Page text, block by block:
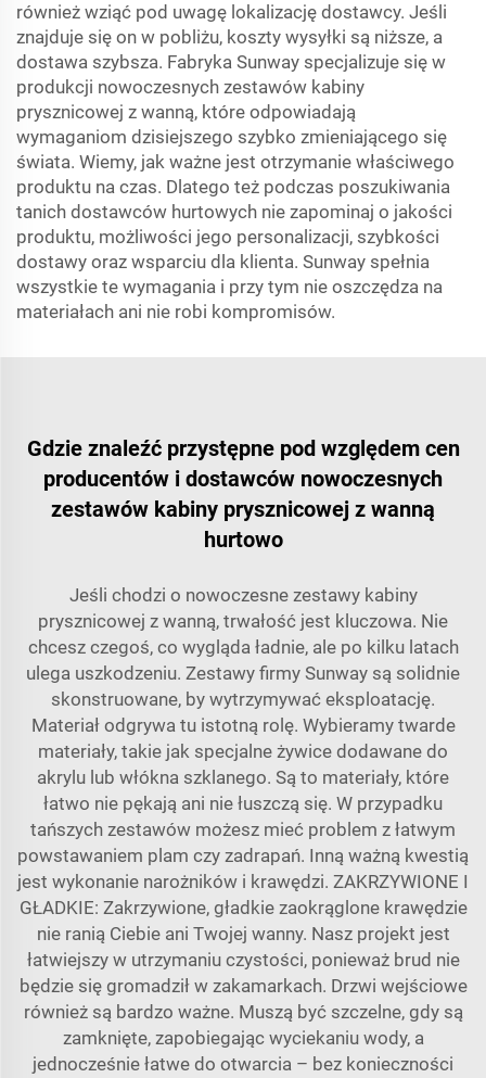
również wziąć pod uwagę lokalizację dostawcy. Jeśli
znajduje się on w pobliżu, koszty wysyłki są niższe, a
dostawa szybsza. Fabryka Sunway specjalizuje się w
produkcji nowoczesnych zestawów kabiny
prysznicowej z wanną, które odpowiadają
wymaganiom dzisiejszego szybko zmieniającego się
świata. Wiemy, jak ważne jest otrzymanie właściwego
produktu na czas. Dlatego też podczas poszukiwania
tanich dostawców hurtowych nie zapominaj o jakości
produktu, możliwości jego personalizacji, szybkości
dostawy oraz wsparciu dla klienta. Sunway spełnia
wszystkie te wymagania i przy tym nie oszczędza na
materiałach ani nie robi kompromisów.
Gdzie znaleźć przystępne pod względem cen
producentów i dostawców nowoczesnych
zestawów kabiny prysznicowej z wanną
hurtowo
Jeśli chodzi o nowoczesne zestawy kabiny
prysznicowej z wanną, trwałość jest kluczowa. Nie
chcesz czegoś, co wygląda ładnie, ale po kilku latach
ulega uszkodzeniu. Zestawy firmy Sunway są solidnie
skonstruowane, by wytrzymywać eksploatację.
Materiał odgrywa tu istotną rolę. Wybieramy twarde
materiały, takie jak specjalne żywice dodawane do
akrylu lub włókna szklanego. Są to materiały, które
łatwo nie pękają ani nie łuszczą się. W przypadku
tańszych zestawów możesz mieć problem z łatwym
powstawaniem plam czy zadrapań. Inną ważną kwestią
jest wykonanie narożników i krawędzi. ZAKRZYWIONE I
GŁADKIE: Zakrzywione, gładkie zaokrąglone krawędzie
nie ranią Ciebie ani Twojej wanny. Nasz projekt jest
łatwiejszy w utrzymaniu czystości, ponieważ brud nie
będzie się gromadził w zakamarkach. Drzwi wejściowe
również są bardzo ważne. Muszą być szczelne, gdy są
zamknięte, zapobiegając wyciekaniu wody, a
jednocześnie łatwe do otwarcia – bez konieczności